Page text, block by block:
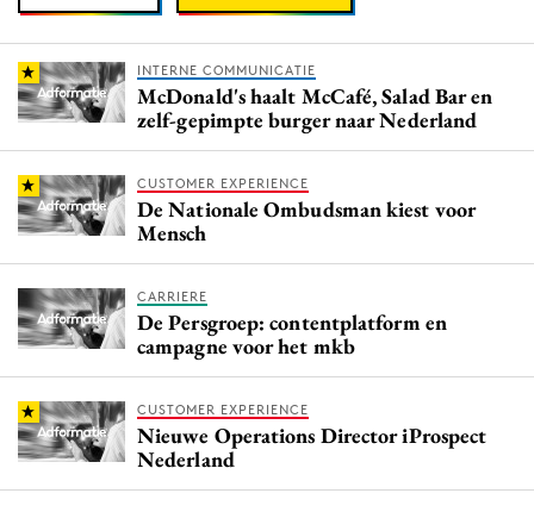
INTERNE COMMUNICATIE
McDonald's haalt McCafé, Salad Bar en
zelf-gepimpte burger naar Nederland
CUSTOMER EXPERIENCE
De Nationale Ombudsman kiest voor
Mensch
CARRIERE
De Persgroep: contentplatform en
campagne voor het mkb
CUSTOMER EXPERIENCE
Nieuwe Operations Director iProspect
Nederland